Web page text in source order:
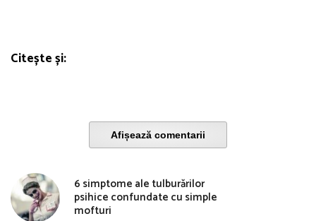
Citește și:
Afișează comentarii
6 simptome ale tulburărilor
psihice confundate cu simple
mofturi